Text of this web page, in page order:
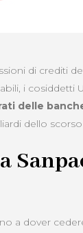
di crediti
i cosiddetti
delle
dello
a dover